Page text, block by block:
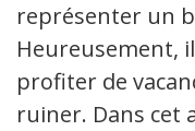
représenter un
Heureusement,
profiter de
ruiner. Dans cet